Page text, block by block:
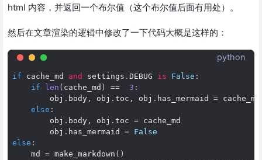
html 内容，并返回一个布尔值（这个布尔值后面有用处）。
然后在文章渲染的逻辑中修改了一下代码大概是这样的：
python
if cache_md and settings . DEBUG is False :
if
len ( cache_md ) == 3 :
obj . body , obj . toc , obj . has_mermaid = cache_md
else :
obj . body , obj . toc = cache_md
obj . has_mermaid = False
else :
md
= make_markdown ()